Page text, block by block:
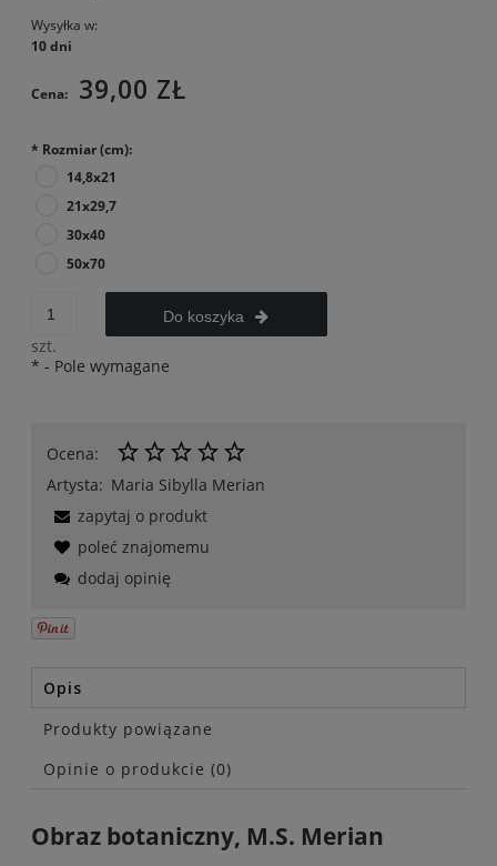
Wysyłka w:
10 dni
Cena: 39,00 ZŁ
* Rozmiar (cm):
14,8x21
21x29,7
30x40
50x70
szt.
Do koszyka
* - Pole wymagane
Ocena:
Artysta: Maria Sibylla Merian
zapytaj o produkt
poleć znajomemu
dodaj opinię
Opis
Produkty powiązane
Opinie o produkcie (0)
Obraz botaniczny, M.S. Merian